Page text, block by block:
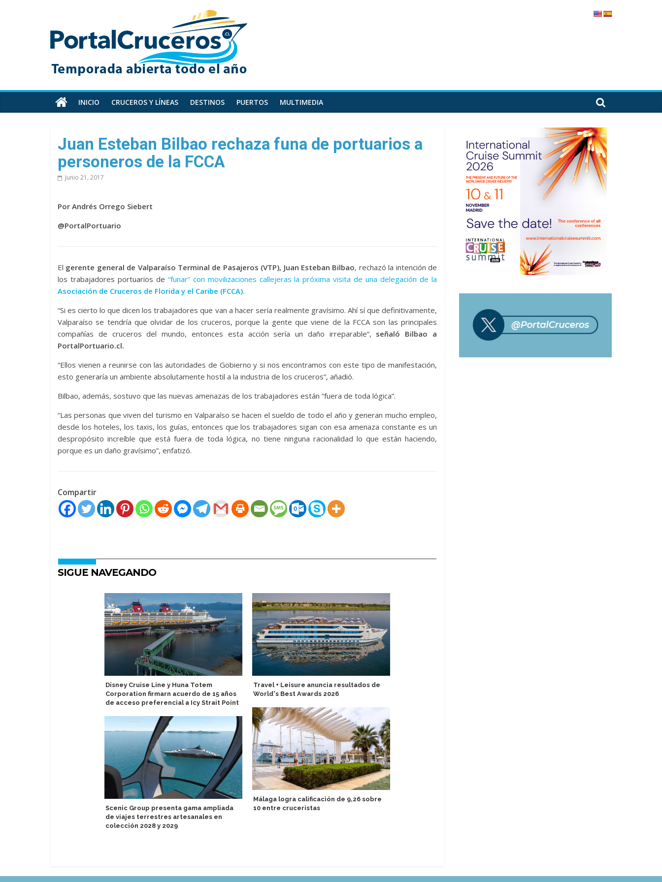
PortalCruceros
Toda
información
cruceros
en
un
sitio
INICIO CRUCEROS Y LÍNEAS DESTINOS PUERTOS MULTIMEDIA
Juan Esteban Bilbao rechaza funa de portuarios a
personeros de la FCCA
Junio 21, 2017
Por Andrés Orrego Siebert
@PortalPortuario
El gerente general de Valparaíso Terminal de Pasajeros (VTP), Juan Esteban Bilbao, rechazó la intención de
los trabajadores portuarios de “funar” con movilizaciones callejeras la próxima visita de una delegación de la
Asociación de Cruceros de Florida y el Caribe (FCCA).
“Si es cierto lo que dicen los trabajadores que van a hacer sería realmente gravísimo. Ahí sí que definitivamente,
Valparaíso se tendría que olvidar de los cruceros, porque la gente que viene de la FCCA son las principales
compañías de cruceros del mundo, entonces esta acción sería un daño irreparable”, señaló Bilbao a
PortalPortuario.cl.
“Ellos vienen a reunirse con las autoridades de Gobierno y si nos encontramos con este tipo de manifestación,
esto generaría un ambiente absolutamente hostil a la industria de los cruceros”, añadió.
Bilbao, además, sostuvo que las nuevas amenazas de los trabajadores están “fuera de toda lógica”.
“Las personas que viven del turismo en Valparaíso se hacen el sueldo de todo el año y generan mucho empleo,
desde los hoteles, los taxis, los guías, entonces que los trabajadores sigan con esa amenaza constante es un
despropósito increíble que está fuera de toda lógica, no tiene ninguna racionalidad lo que están haciendo,
porque es un daño gravísimo”, enfatizó.
Compartir
SIGUE NAVEGANDO
Disney Cruise Line y Huna Totem
Corporation firmarn acuerdo de 15 años
de acceso preferencial a Icy Strait Point
Scenic Group presenta gama ampliada
de viajes terrestres artesanales en
colección 2028 y 2029
Travel + Leisure anuncia resultados de
World's Best Awards 2026
Málaga logra calificación de 9,26 sobre
10 entre cruceristas